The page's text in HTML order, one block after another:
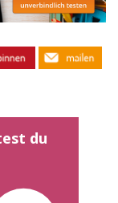
du